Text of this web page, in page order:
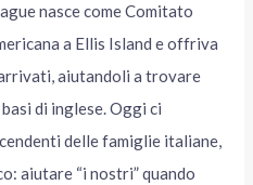
nasce come Comitato
a Ellis Island e offriva
aiutandoli a trovare
di inglese. Oggi ci
delle famiglie italiane,
aiutare “i nostri” quando